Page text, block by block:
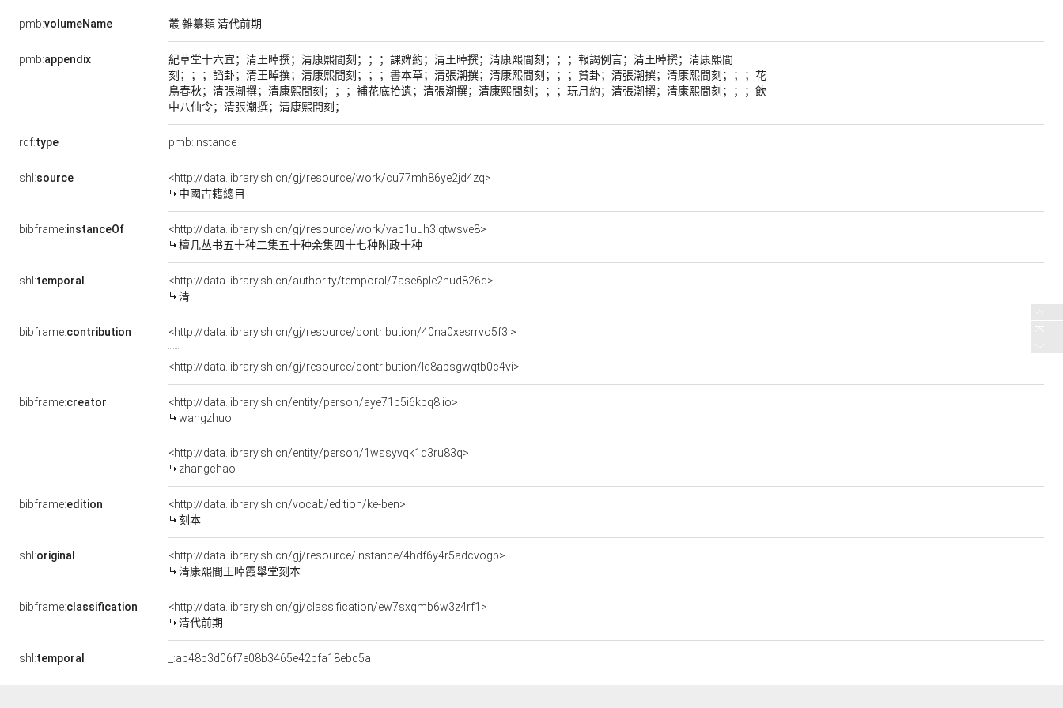
pmb:volumeName 叢 雜纂類 清代前期
pmb:appendix
紀草堂十六宜；清王晫撰；清康熙間刻；；；課婢約；清王晫撰；清康熙間刻；；；報謁例言；清王晫撰；清康熙間
刻；；；謟卦；清王晫撰；清康熙間刻；；；書本草；清張潮撰；清康熙間刻；；；貧卦；清張潮撰；清康熙間刻；；；花
鳥春秋；清張潮撰；清康熙間刻；；；補花底拾遺；清張潮撰；清康熙間刻；；；玩月約；清張潮撰；清康熙間刻；；；飲
中八仙令；清張潮撰；清康熙間刻；
rdf:type pmb:Instance
shl:source
<http://data.library.sh.cn/gj/resource/work/cu77mh86ye2jd4zq>
中國古籍總目
bibframe:instanceOf
<http://data.library.sh.cn/gj/resource/work/vab1uuh3jqtwsve8>
檀几丛书五十种二集五十种余集四十七种附政十种
shl:temporal
<http://data.library.sh.cn/authority/temporal/7ase6ple2nud826q>
清
bibframe:contribution <http://data.library.sh.cn/gj/resource/contribution/40na0xesrrvo5f3i>
<http://data.library.sh.cn/gj/resource/contribution/ld8apsgwqtb0c4vi>
bibframe:creator
<http://data.library.sh.cn/entity/person/aye71b5i6kpq8iio>
wangzhuo
<http://data.library.sh.cn/entity/person/1wssyvqk1d3ru83q>
zhangchao
bibframe:edition
<http://data.library.sh.cn/vocab/edition/ke-ben>
刻本
shl:original
<http://data.library.sh.cn/gj/resource/instance/4hdf6y4r5adcvogb>
清康熙間王晫霞舉堂刻本
bibframe:classification
<http://data.library.sh.cn/gj/classification/ew7sxqmb6w3z4rf1>
清代前期
shl:temporal _:ab48b3d06f7e08b3465e42bfa18ebc5a